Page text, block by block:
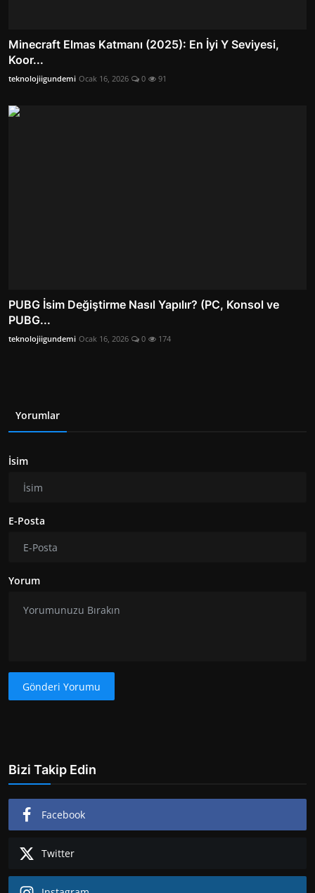
Minecraft Elmas Katmanı (2025): En İyi Y Seviyesi,
Koor...
teknolojiigundemi Ocak 16, 2026 0 91
PUBG İsim Değiştirme Nasıl Yapılır? (PC, Konsol ve
PUBG...
teknolojiigundemi Ocak 16, 2026 0 174
Yorumlar
İsim
E-Posta
Yorum
Gönderi Yorumu
Bizi Takip Edin
Facebook
Twitter